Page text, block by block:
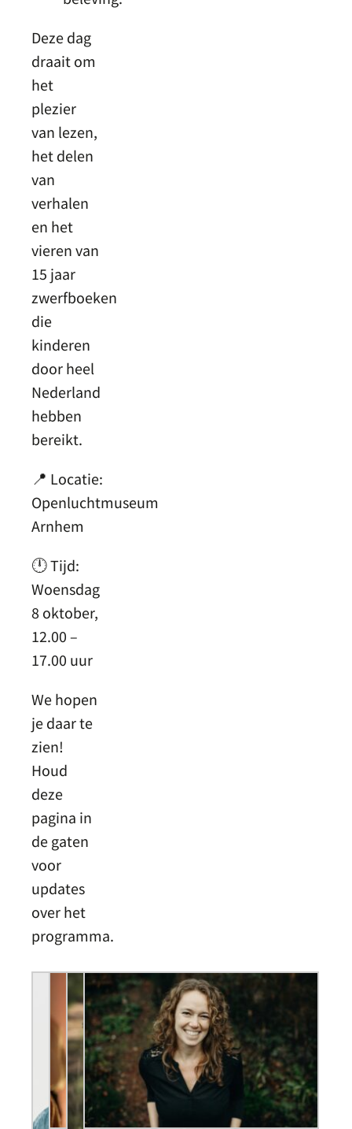
Deze dag
draait om
het
plezier
van lezen,
het delen
van
verhalen
en het
vieren van
15 jaar
zwerfboeken
die
kinderen
door heel
Nederland
hebben
bereikt.
📍 Locatie:
Openluchtmuseum
Arnhem
🕛 Tijd:
Woensdag
8 oktober,
12.00 –
17.00 uur
We hopen
je daar te
zien!
Houd
deze
pagina in
de gaten
voor
updates
over het
programma.